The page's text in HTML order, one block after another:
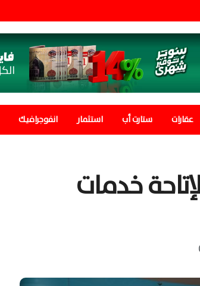
عقارات ستارت أب استثمار انفوجرافيك
خدمات